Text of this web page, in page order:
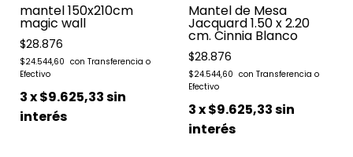
mantel 150x210cm
magic wall
$28.876
$24.544,60
3x$9.625,33sin
interés
Mantel de Mesa
Jacquard 1.50 x 2.20
cm. Cinnia Blanco
$28.876
$24.544,60
3x$9.625,33sin
interés